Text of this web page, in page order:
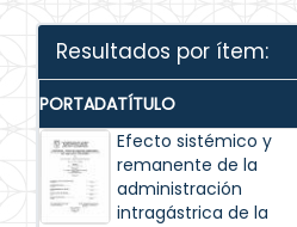
Resultados por ítem:
PORTADATÍTULO
Efecto sistémico y
remanente de la
administración
intragástrica de la